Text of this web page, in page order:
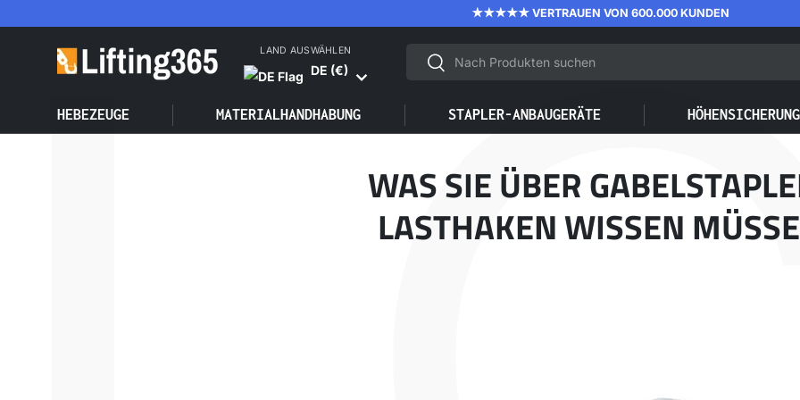
DIREKT ZUM INHALT
★★★★★ VERTRAUEN VON 600.000 KUNDEN
LAND AUSWÄHLEN
DE (€)
Suchen
Suchen
HEBEZEUGE MATERIALHANDHABUNG STAPLER-ANBAUGERÄTE
WAS SIE ÜBER
LASTHAKEN WISSEN